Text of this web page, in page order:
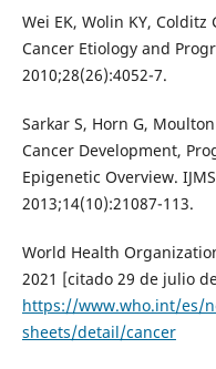
Wei EK, Wolin KY, Colditz
Cancer Etiology and
2010;28(26):4052-7.
Sarkar S, Horn G,
Cancer Development,
Epigenetic Overview.
2013;14(10):21087-113.
World Health
2021 [citado 29 de julio
https://www.who.int/es/
sheets/detail/cancer